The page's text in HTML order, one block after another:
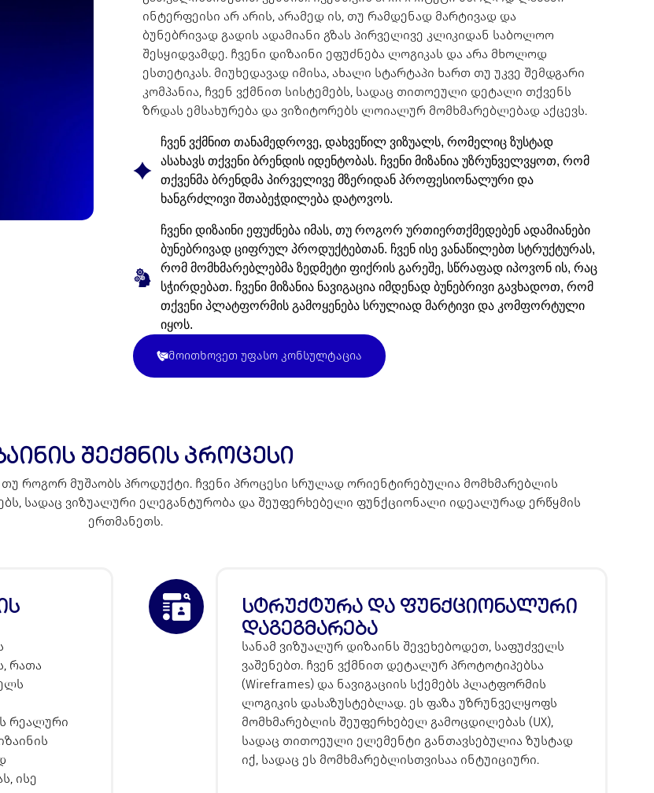
ინტერფეისი არ არის, არამედ ის, თუ რამდენად მარტივად და
ბუნებრივად გადის ადამიანი გზას პირველივე კლიკიდან საბოლოო
შესყიდვამდე. ჩვენი დიზაინი ეფუძნება ლოგიკას და არა მხოლოდ
ესთეტიკას. მიუხედავად იმისა, ახალი სტარტაპი ხართ თუ უკვე შემდგარი
კომპანია, ჩვენ ვქმნით სისტემებს, სადაც თითოეული დეტალი თქვენს
ზრდას ემსახურება და ვიზიტორებს ლოიალურ მომხმარებლებად აქცევს.
ჩვენ ვქმნით თანამედროვე, დახვეწილ ვიზუალს, რომელიც ზუსტად
ასახავს თქვენი ბრენდის იდენტობას. ჩვენი მიზანია უზრუნველვყოთ, რომ
თქვენმა ბრენდმა პირველივე მზერიდან პროფესიონალური და
ხანგრძლივი შთაბეჭდილება დატოვოს.
ჩვენი დიზაინი ეფუძნება იმას, თუ როგორ ურთიერთქმედებენ ადამიანები
ბუნებრივად ციფრულ პროდუქტებთან. ჩვენ ისე ვანაწილებთ სტრუქტურას,
რომ მომხმარებლებმა ზედმეტი ფიქრის გარეშე, სწრაფად იპოვონ ის, რაც
სჭირდებათ. ჩვენი მიზანია ნავიგაცია იმდენად ბუნებრივი გავხადოთ, რომ
თქვენი პლატფორმის გამოყენება სრულიად მარტივი და კომფორტული
იყოს.
მოითხოვეთ უფასო კონსულტაცია
შექმნის პროცესი
როგორ მუშაობს პროდუქტი. ჩვენი პროცესი სრულად ორიენტირებულია მომხმარებლის
სადაც ვიზუალური ელეგანტურობა და შეუფერხებელი ფუნქციონალი იდეალურად ერწყმის
ერთმანეთს.
რათა
რეალური
ისე
სტრუქტურა და ფუნქციონალური
დაგეგმარება
სანამ ვიზუალურ დიზაინს შევეხებოდეთ, საფუძველს
ვაშენებთ. ჩვენ ვქმნით დეტალურ პროტოტიპებსა
(Wireframes) და ნავიგაციის სქემებს პლატფორმის
ლოგიკის დასაზუსტებლად. ეს ფაზა უზრუნველყოფს
მომხმარებლის შეუფერხებელ გამოცდილებას (UX),
სადაც თითოეული ელემენტი განთავსებულია ზუსტად
იქ, სადაც ეს მომხმარებლისთვისაა ინტუიციური.